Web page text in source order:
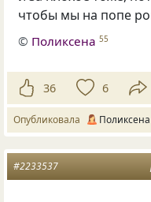
чтобы мы на попе
© Поликсена 55
36 6
Опубликовала Поликсена
#2233537